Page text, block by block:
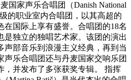
国家声乐合唱团（Danish National
的职业室内合唱团，以其高超的
在国际上享有盛誉。合唱团的18名
是独立的独唱艺术家。该团的演出
声部音乐到浪漫主义经典，再到当
声乐合唱团还与丹麦国家交响乐团
，并发布了多张获奖专辑。 指挥